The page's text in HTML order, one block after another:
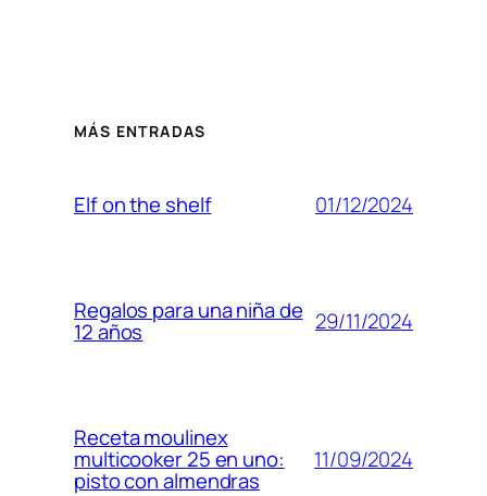
MÁS ENTRADAS
Elf on the shelf 01/12/2024
Regalos para una niña de
12 años 29/11/2024
Receta moulinex
multicooker 25 en uno:
pisto con almendras
11/09/2024